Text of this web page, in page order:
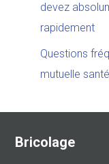
devez
rapidement
Questions
mutuelle
Bricolage